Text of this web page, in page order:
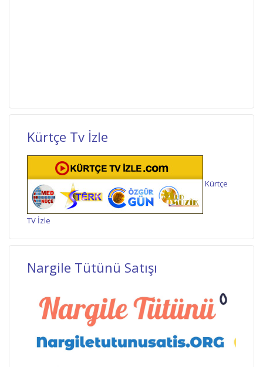
Kürtçe Tv İzle
Kürtçe
TV İzle
Nargile Tütünü Satışı